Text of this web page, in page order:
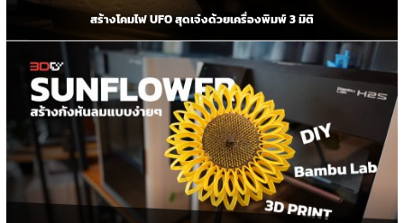
สร้างโคมไฟ UFO สุดเจ๋งด้วยเครื่องพิมพ์ 3 มิติ